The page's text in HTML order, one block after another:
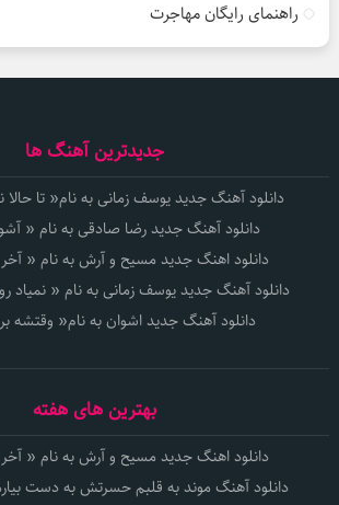
راهنمای رایگان مهاجرت
جدیدترین آهنگ ها
دانلود آهنگ جدید یوسف زمانی به نام« تا
دانلود آهنگ جدید رضا صادقی به نام «
دانلود اهنگ جدید مسیح و آرش به نام «
دانلود آهنگ جدید یوسف زمانی به نام «
دانلود آهنگ جدید اشوان به نام« وقتشه
بهترین های هفته
دانلود اهنگ جدید مسیح و آرش به نام «
دانلود آهنگ موند به قلبم حسرتش به دست